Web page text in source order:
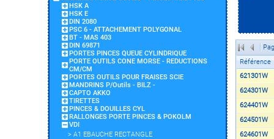
HSK A
HSK E
DIN 2080
PSC 6 - ATTACHEMENT POLYGONAL
BT - MAS 403
DIN 69871
PORTES PINCES QUEUE CYLINDRIQUE
PORTE OUTILS CONE MORSE - REDUCTIONS
CM/CM
PORTES OUTILS POUR FRAISES SCIE
MANDRINS P/Outils - BILZ -
CAPTO AKKO
TIRETTES
PINCES & DOUILLES CYL
RALLONGES PORTE PINCES & POKOLM
VDI
> A1 EBAUCHE RECTANGLE
Référence
621301W
624301W
624401W
624501W
624601W